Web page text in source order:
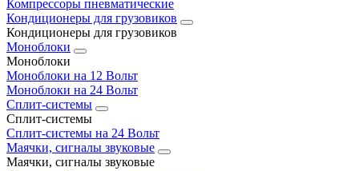
Компрессоры пневматические
Кондиционеры для грузовиков
Кондиционеры для грузовиков
Моноблоки
Моноблоки
Моноблоки на 12 Вольт
Моноблоки на 24 Вольт
Сплит-системы
Сплит-системы
Сплит‑системы на 24 Вольт
Маячки, сигналы звуковые
Маячки, сигналы звуковые